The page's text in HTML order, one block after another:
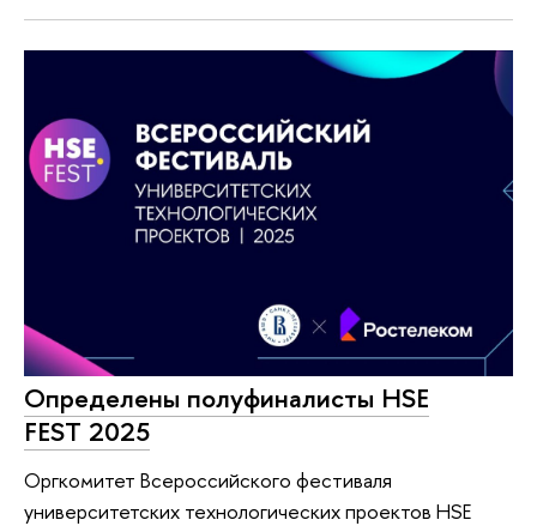
Определены полуфиналисты HSE
FEST 2025
Оргкомитет Всероссийского фестиваля
университетских технологических проектов HSE